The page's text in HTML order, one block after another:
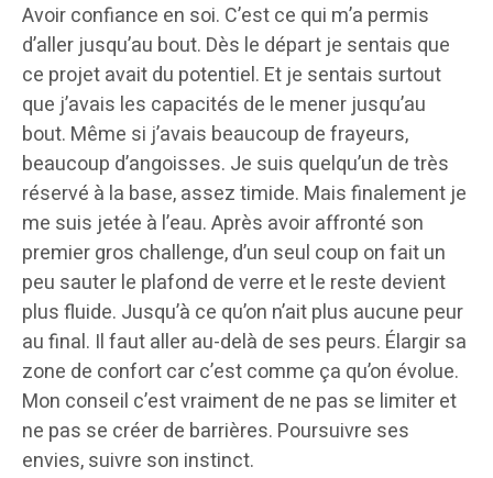
Avoir confiance en soi. C’est ce qui m’a permis
d’aller jusqu’au bout. Dès le départ je sentais que
ce projet avait du potentiel. Et je sentais surtout
que j’avais les capacités de le mener jusqu’au
bout. Même si j’avais beaucoup de frayeurs,
beaucoup d’angoisses. Je suis quelqu’un de très
réservé à la base, assez timide. Mais finalement je
me suis jetée à l’eau. Après avoir affronté son
premier gros challenge, d’un seul coup on fait un
peu sauter le plafond de verre et le reste devient
plus fluide. Jusqu’à ce qu’on n’ait plus aucune peur
au final. Il faut aller au-delà de ses peurs. Élargir sa
zone de confort car c’est comme ça qu’on évolue.
Mon conseil c’est vraiment de ne pas se limiter et
ne pas se créer de barrières. Poursuivre ses
envies, suivre son instinct.